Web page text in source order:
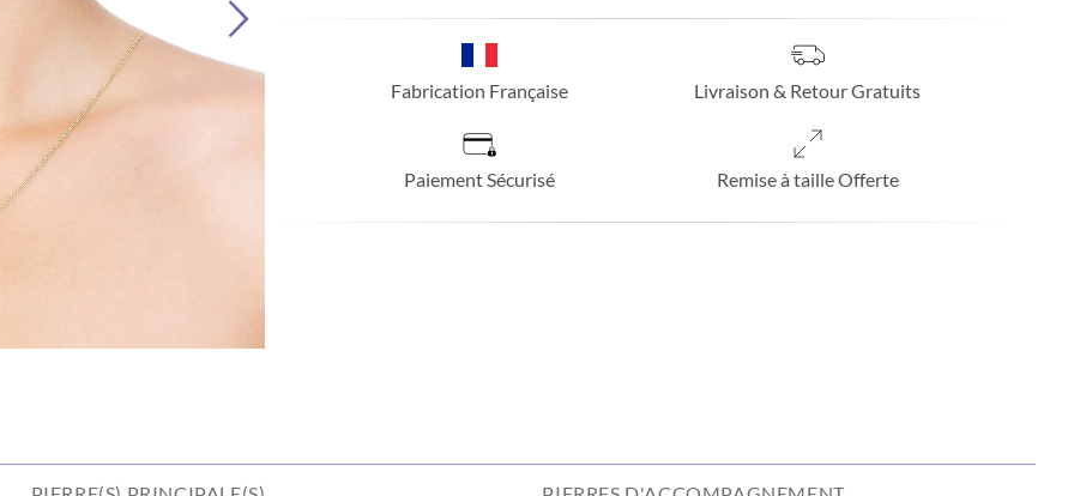
Fabrication Française Livraison & Retour Gratuits
Paiement Sécurisé Remise à taille Offerte